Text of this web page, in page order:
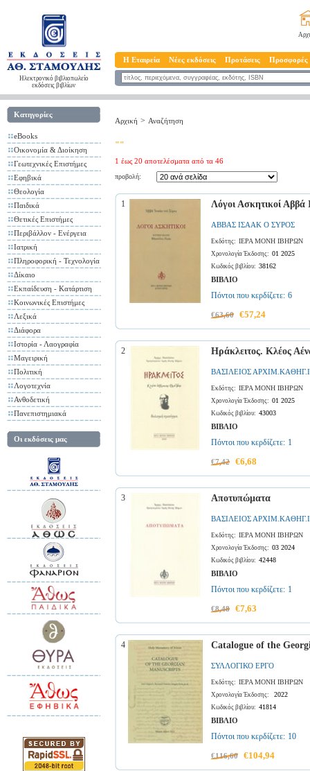
Ηλεκτρονικό βιβλιοπωλείο
εκδόσεις βιβλίων
Η Εταιρεία Νέες εκδόσεις Προτάσεις Προσφορές
Κατηγορίες
eBooks
Οικονομία & Διοίκηση
Γεωτεχνικές Επιστήμες
Εφηβικά
Θεολογία
Παιδικά
Θετικές Επιστήμες
Περιβάλλον - Ενέργεια
Ιατρική
Πληροφορική - Τεχνολογία
Δίκαιο
Εκπαίδευση - Κατάρτιση
Κοινωνικές Επιστήμες
Λεξικά
Διάφορα
Ιστορία - Λαογραφία
Μαγειρική
Πολιτική
Λογοτεχνία
Ανθοδετική
Πανεπιστημιακά
Οι εκδόσεις μας
Αρχική > Αναζήτηση
""
1 έως 20 αποτελέσματα από τα 46
προβολή:
1 Λόγοι Ασκητικοί Αββά
ΑΒΒΑΣ ΙΣΑΑΚ Ο ΣΥΡΟΣ
Εκδότης: ΙΕΡΑ ΜΟΝΗ ΙΒΗΡΩΝ
Χρονολογία Έκδοσης: 01 2025
Κωδικός βιβλίου: 38162
ΒΙΒΛΙΟ
Πόντοι που κερδίζετε: 6
€63,60 €57,24
2 Ηράκλειτος. Κλέος
ΒΑΣΙΛΕΙΟΣ
Εκδότης: ΙΕΡΑ ΜΟΝΗ ΙΒΗΡΩΝ
Χρονολογία Έκδοσης: 01 2025
Κωδικός βιβλίου: 43003
ΒΙΒΛΙΟ
Πόντοι που κερδίζετε: 1
€7,42 €6,68
3 Αποτυπώματα
ΒΑΣΙΛΕΙΟΣ
Εκδότης: ΙΕΡΑ ΜΟΝΗ ΙΒΗΡΩΝ
Χρονολογία Έκδοσης: 03 2024
Κωδικός βιβλίου: 42448
ΒΙΒΛΙΟ
Πόντοι που κερδίζετε: 1
€8,48 €7,63
4 Catalogue of the
ΣΥΛΛΟΓΙΚΟ ΕΡΓΟ
Εκδότης: ΙΕΡΑ ΜΟΝΗ ΙΒΗΡΩΝ
Χρονολογία Έκδοσης: 2022
Κωδικός βιβλίου: 41814
ΒΙΒΛΙΟ
Πόντοι που κερδίζετε: 10
€116,60 €104,94